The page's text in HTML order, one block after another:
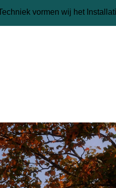
vormen wij het